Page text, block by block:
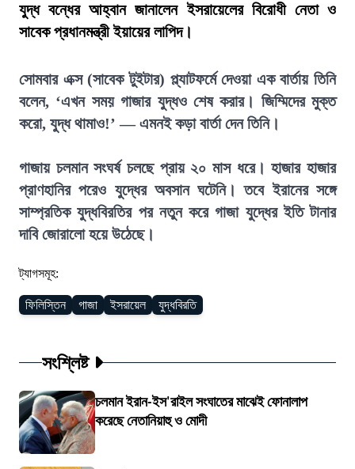
যুদ্ধ বন্ধের আহ্বান জানালেন ইসরায়েলের বিরোধী নেতা ও
সাবেক প্রধানমন্ত্রী ইয়ায়ের লাপিদ।
সোমবার এক্স (সাবেক টুইটার) প্ল্যাটফর্মে দেওয়া এক বার্তায় তিনি
বলেন, ‘এখন সময় গাজার যুদ্ধও শেষ করার। জিম্মিদের মুক্ত
করো, যুদ্ধ থামাও!’ — এমনই কড়া বার্তা দেন তিনি।
গাজায় চলমান সংঘর্ষ চলছে প্রায় ২০ মাস ধরে। হাজার হাজার
প্রাণহানির পরেও যুদ্ধের অবসান ঘটেনি। তবে ইরানের সঙ্গে
সাম্প্রতিক যুদ্ধবিরতির পর নতুন করে গাজা যুদ্ধের ইতি টানার
দাবি জোরালো হয়ে উঠেছে।
ট্যাগসমূহ:
ফিলিস্তিন গাজা ইসরায়েল যুদ্ধবিরতি
সংশ্লিষ্ট
চলমান ইরান-ইস'রাইল সংঘাতের মাঝেই ফোনালাপ
করেছে নেতানিয়াহু ও মোদী